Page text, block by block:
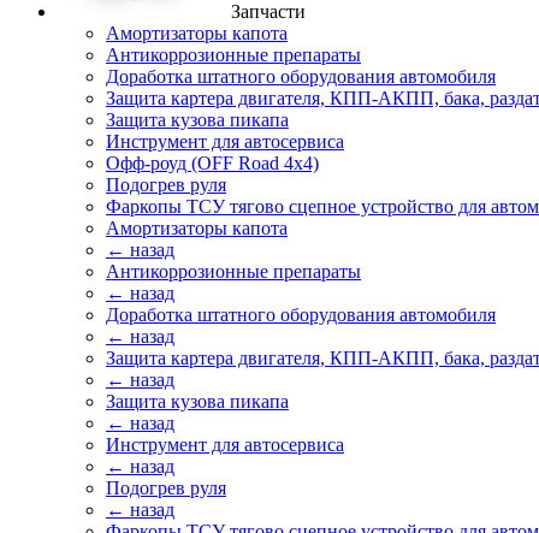
Запчасти
Амортизаторы капота
Антикоррозионные препараты
Доработка штатного оборудования автомобиля
Защита картера двигателя, КПП-АКПП, бака,
Защита кузова пикапа
Инструмент для автосервиса
Офф-роуд (OFF Road 4x4)
Подогрев руля
Фаркопы ТСУ тягово сцепное устройство для
Амортизаторы капота
← назад
Антикоррозионные препараты
← назад
Доработка штатного оборудования автомобиля
← назад
Защита картера двигателя, КПП-АКПП, бака,
← назад
Защита кузова пикапа
← назад
Инструмент для автосервиса
← назад
Подогрев руля
← назад